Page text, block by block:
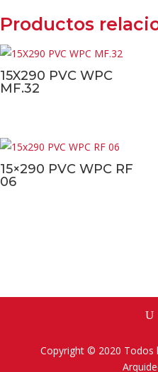
Productos
15X290 PVC WPC
MF.32
15×290 PVC WPC RF
06
Copyright © 2020 Todos